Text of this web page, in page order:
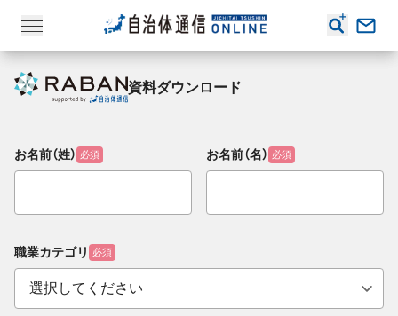
資料ダウンロード
お名前（姓） 必須 お名前（名） 必須
職業カテゴリ 必須